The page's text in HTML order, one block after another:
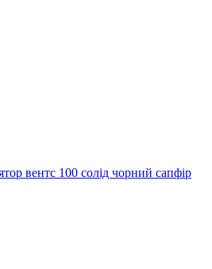
вентс 100 солід чорний сапфір